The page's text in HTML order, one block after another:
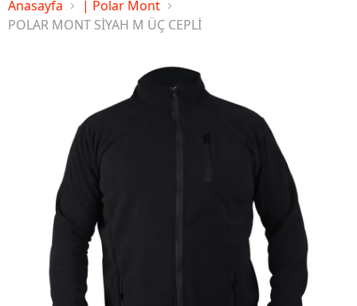
Anasayfa
| Polar Mont
POLAR MONT SİYAH M ÜÇ CEPLİ